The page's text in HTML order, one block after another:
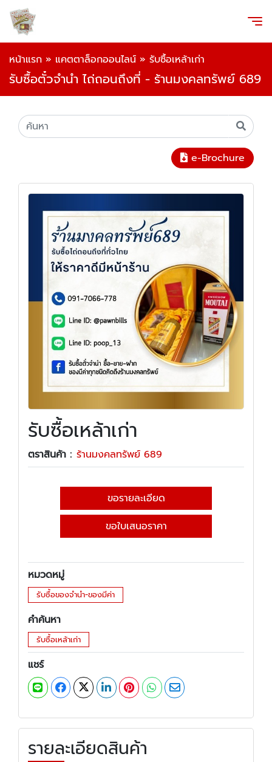
หน้าแรก » แคตตาล็อกออนไลน์ » รับซื้อเหล้าเก่า
รับซื้อตั๋วจำนำ ไถ่ถอนถึงที่ - ร้านมงคลทรัพย์ 689
e-Brochure
รับซื้อเหล้าเก่า
ตราสินค้า : ร้านมงคลทรัพย์ 689
ขอรายละเอียด
ขอใบเสนอราคา
หมวดหมู่
รับซื้อของจำนำ-ของมีค่า
คำค้นหา
รับซื้อเหล้าเก่า
แชร์
รายละเอียดสินค้า